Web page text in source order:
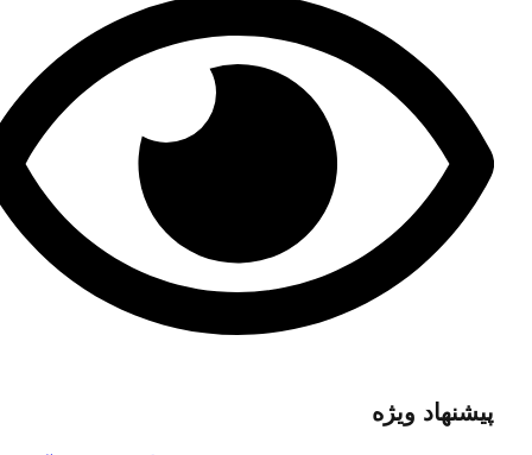
پیشنهاد ویژه